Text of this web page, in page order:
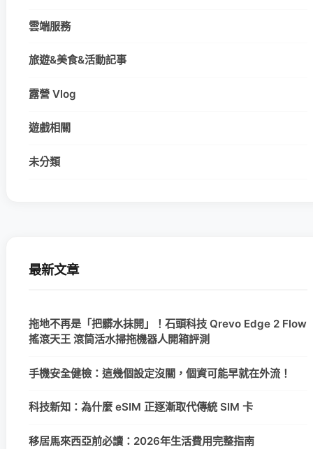
雲端服務
旅遊&美食&活動記事
露營 Vlog
遊戲相關
未分類
最新文章
拖地不再是「把髒水抹開」！石頭科技 Qrevo Edge 2 Flow
搖滾天王 滾筒活水掃拖機器人開箱評測
手機安全健檢：這幾個設定沒關，個資可能早就在外流！
科技新知：為什麼 eSIM 正逐漸取代傳統 SIM 卡
移居馬來西亞前必讀：2026年生活費用完整指南